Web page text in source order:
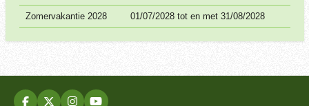
Zomervakantie 2028 01/07/2028 tot en met 31/08/2028